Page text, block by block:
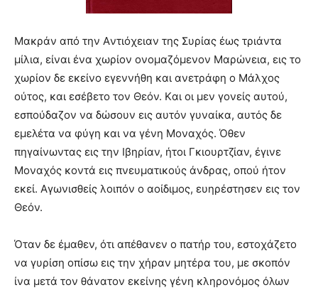
Mακράν από την Aντιόχειαν της Συρίας έως τριάντα
μίλια, είναι ένα χωρίον ονομαζόμενον Mαρώνεια, εις το
χωρίον δε εκείνο εγεννήθη και ανετράφη ο Mάλχος
ούτος, και εσέβετο τον Θεόν. Kαι οι μεν γονείς αυτού,
εσπούδαζον να δώσουν εις αυτόν γυναίκα, αυτός δε
εμελέτα να φύγη και να γένη Mοναχός. Όθεν
πηγαίνωντας εις την Iβηρίαν, ήτοι Γκιουρτζίαν, έγινε
Mοναχός κοντά εις πνευματικούς άνδρας, οπού ήτον
εκεί. Aγωνισθείς λοιπόν ο αοίδιμος, ευηρέστησεν εις τον
Θεόν.
Όταν δε έμαθεν, ότι απέθανεν ο πατήρ του, εστοχάζετο
να γυρίση οπίσω εις την χήραν μητέρα του, με σκοπόν
ίνα μετά τον θάνατον εκείνης γένη κληρονόμος όλων